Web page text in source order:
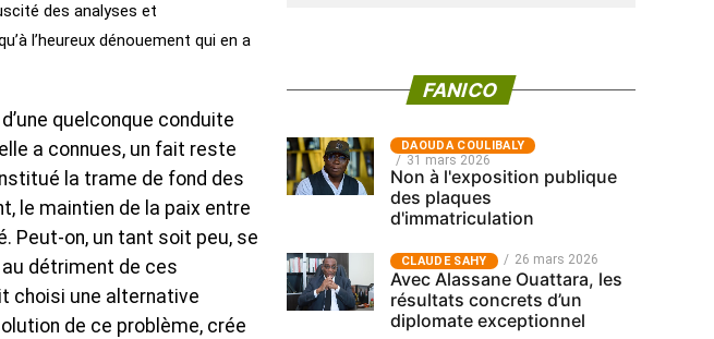
des analyses et
l’heureux dénouement qui en a
quelconque conduite
a connues, un fait reste
la trame de fond des
le maintien de la paix entre
Peut-on, un tant soit peu, se
détriment de ces
choisi une alternative
de ce problème, crée
FANICO
‎DAOUDA COULIBALY
31 mars 2026
Non à l'exposition publique
des plaques
d'immatriculation
CLAUDE SAHY 26 mars 2026
Avec Alassane Ouattara, les
résultats concrets d’un
diplomate exceptionnel